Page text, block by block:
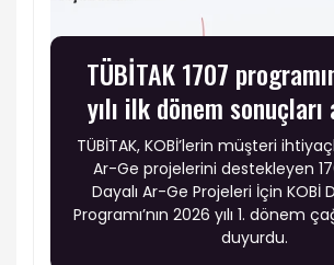
TÜBİTAK 1707
yılı ilk dönem sonuçları
TÜBİTAK, KOBİ’lerin müşteri
Ar-Ge projelerini destekleyen
Dayalı Ar-Ge Projeleri İçin KOBİ
Programı’nın 2026 yılı 1. dönem
duyurdu.